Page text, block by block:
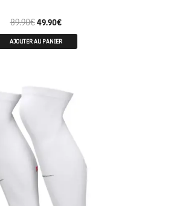
89.90€ 49.90€
AJOUTER AU PANIER